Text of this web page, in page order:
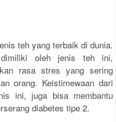
teh yang terbaik di dunia.
oleh jenis teh ini,
rasa stres yang sering
orang. Keistimewaan dari
ini, juga bisa membantu
diabetes tipe 2.